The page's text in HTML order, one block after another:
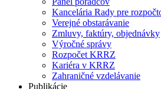
Kancelária Rady pre
Verejné obstarávanie
Zmluvy, faktúry, objednávky
Výročné správy
Rozpočet KRRZ
Kariéra v KRRZ
Zahraničné vzdelávanie
Publikácie